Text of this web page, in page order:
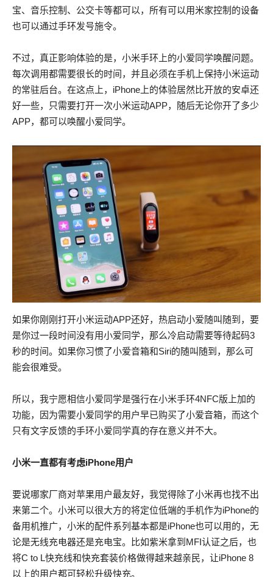
宝、音乐控制、公交卡等都可以，所有可以用米家控制的设备
也可以通过手环发号施令。
不过，真正影响体验的是，小米手环上的小爱同学唤醒问题。
每次调用都需要很长的时间，并且必须在手机上保持小米运动
的常驻后台。在这点上，iPhone上的体验居然比开放的安卓还
好一些，只需要打开一次小米运动APP，随后无论你开了多少
APP，都可以唤醒小爱同学。
如果你刚刚打开小米运动APP还好，热启动小爱随叫随到，要
是你过一段时间没有用小爱同学，那么冷启动需要等待起码3
秒的时间。如果你习惯了小爱音箱和Siri的随叫随到，那么可
能会很难受。
所以，我宁愿相信小爱同学是强行在小米手环4NFC版上加的
功能，因为需要小爱同学的用户早已购买了小爱音箱，而这个
只有文字反馈的手环小爱同学真的存在意义并不大。
小米一直都有考虑iPhone用户
要说哪家厂商对苹果用户最友好，我觉得除了小米再也找不出
来第二个。小米可以很大方的将定位低端的手机作为iPhone的
备用机推广，小米的配件系列基本都是iPhone也可以用的，无
论是无线充电器还是充电宝。比如紫米拿到MFI认证之后，也
将C to L快充线和快充套装价格做得越来越亲民，让iPhone 8
以上的用户都可轻松升级快充。